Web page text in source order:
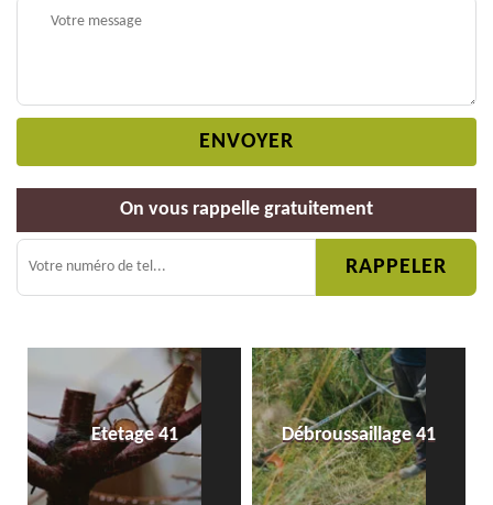
On vous rappelle gratuitement
Etetage 41 Débroussaillage 41